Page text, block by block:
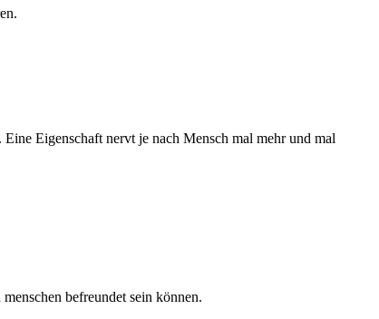
Eigenschaft nervt je nach Mensch mal mehr und mal
befreundet sein können.